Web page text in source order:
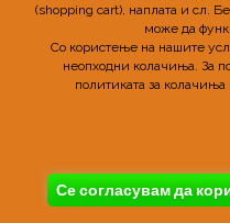
(shopping cart), наплата и сл.
може да
Со користење на нашите
неопходни колачиња. За
политиката за колачиња
Се согласувам да